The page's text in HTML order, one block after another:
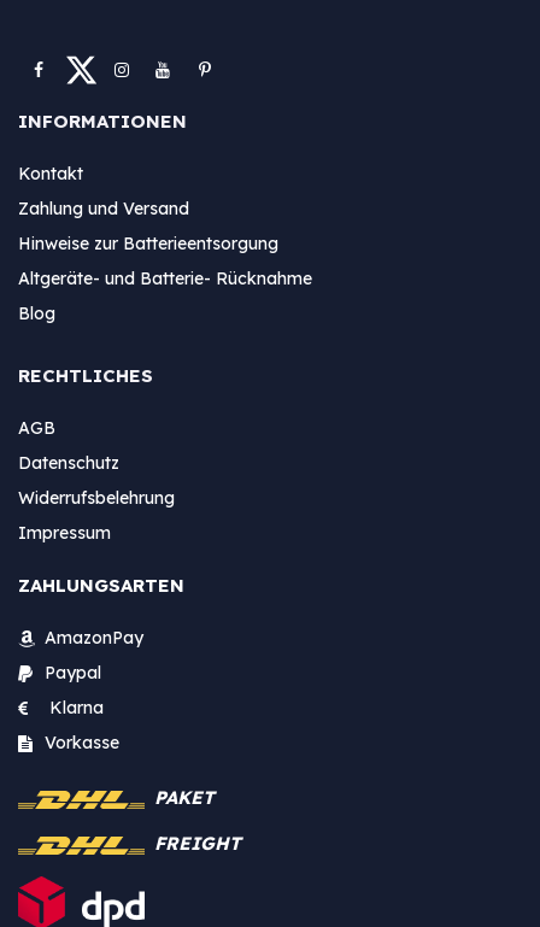
INFORMATIONEN
Kontakt
Zahlung und Versand
Hinweise zur Batterieentsorgung
Altgeräte- und Batterie- Rücknahme
Blog
RECHTLICHES
AGB
Datenschutz
Widerrufsbelehrung
Impressum
ZAHLUNGSARTEN
AmazonPay
Paypal
Klarna
Vorkasse
PAKET
FREIGHT